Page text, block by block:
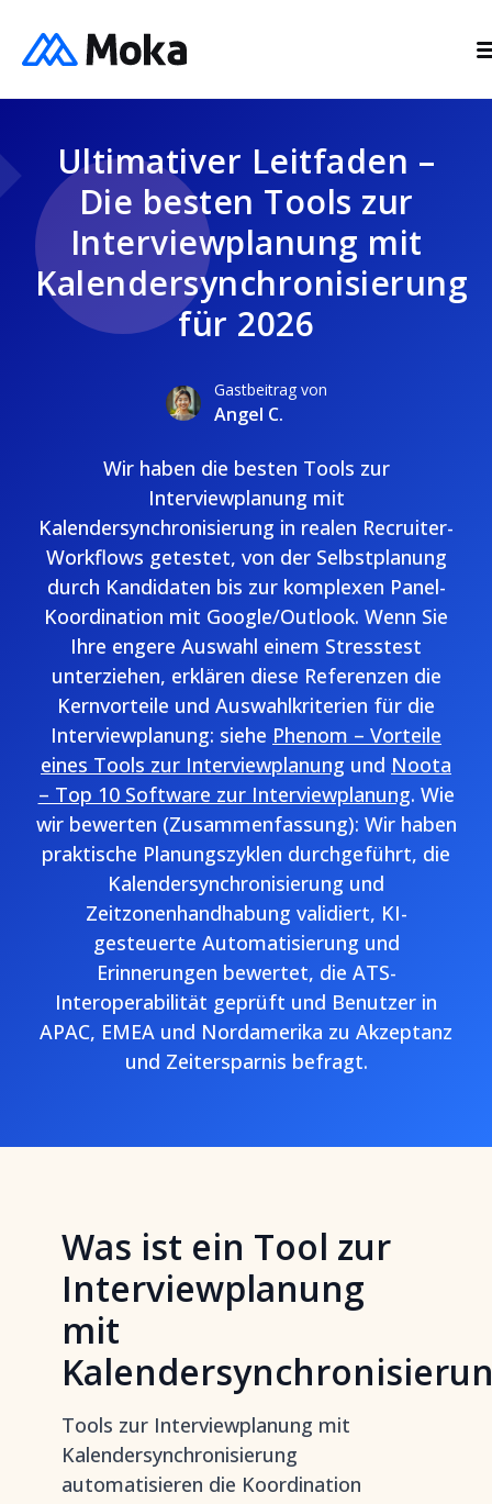
Ultimativer Leitfaden –
Die besten Tools zur
Interviewplanung mit
Kalendersynchronisierung
für 2026
Gastbeitrag von
Angel C.
Wir haben die besten Tools zur
Interviewplanung mit
Kalendersynchronisierung in realen Recruiter-
Workflows getestet, von der Selbstplanung
durch Kandidaten bis zur komplexen Panel-
Koordination mit Google/Outlook. Wenn Sie
Ihre engere Auswahl einem Stresstest
unterziehen, erklären diese Referenzen die
Kernvorteile und Auswahlkriterien für die
Interviewplanung: siehe Phenom – Vorteile
eines Tools zur Interviewplanung und Noota
– Top 10 Software zur Interviewplanung. Wie
wir bewerten (Zusammenfassung): Wir haben
praktische Planungszyklen durchgeführt, die
Kalendersynchronisierung und
Zeitzonenhandhabung validiert, KI-
gesteuerte Automatisierung und
Erinnerungen bewertet, die ATS-
Interoperabilität geprüft und Benutzer in
APAC, EMEA und Nordamerika zu Akzeptanz
und Zeitersparnis befragt.
Was ist ein Tool zur
Interviewplanung
mit
Tools zur Interviewplanung mit
Kalendersynchronisierung
automatisieren die Koordination